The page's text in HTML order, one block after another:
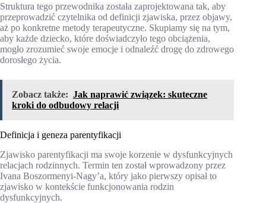
Struktura tego przewodnika została zaprojektowana tak, aby
przeprowadzić czytelnika od definicji zjawiska, przez objawy,
aż po konkretne metody terapeutyczne. Skupiamy się na tym,
aby każde dziecko, które doświadczyło tego obciążenia,
mogło zrozumieć swoje emocje i odnaleźć drogę do zdrowego
dorosłego życia.
Zobacz także: Jak naprawić związek: skuteczne
kroki do odbudowy relacji
Definicja i geneza parentyfikacji
Zjawisko parentyfikacji ma swoje korzenie w dysfunkcyjnych
relacjach rodzinnych. Termin ten został wprowadzony przez
Ivana Boszormenyi-Nagy’a, który jako pierwszy opisał to
zjawisko w kontekście funkcjonowania rodzin
dysfunkcyjnych.